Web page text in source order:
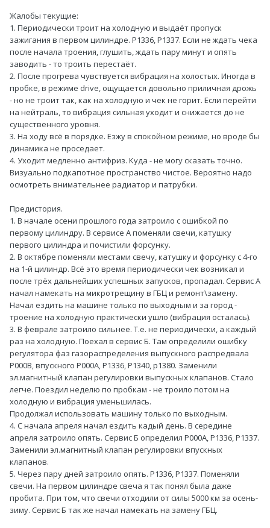
Жалобы текущие:
1. Периодически троит на холодную и выдаёт пропуск
зажигания в первом цилиндре. P1336, P1337. Если не ждать чека
после начала троения, глушить, ждать пару минут и опять
заводить - то троить перестаёт.
2. После прогрева чувствуется вибрация на холостых. Иногда в
пробке, в режиме drive, ощущается довольно приличная дрожь
- но не троит так, как на холодную и чек не горит. Если перейти
на нейтраль, то вибрация сильная уходит и снижается до не
существенного уровня.
3. На ходу всё в порядке. Езжу в спокойном режиме, но вроде бы
динамика не проседает.
4. Уходит медленно антифриз. Куда - не могу сказать точно.
Визуально подкапотное пространство чистое. Вероятно надо
осмотреть внимательнее радиатор и патрубки.
Предистория.
1. В начале осени прошлого года затроило с ошибкой по
первому цилиндру. В сервисе А поменяли свечи, катушку
первого цилиндра и почистили форсунку.
2. В октябре поменяли местами свечу, катушку и форсунку с 4-го
на 1-й цилиндр. Всё это время периодически чек возникал и
после трёх дальнейших успешных запусков, пропадал. Сервис А
начал намекать на микротрещину в ГБЦ и ремонт\замену.
Начал ездить на машине только по выходным и за город -
троение на холодную практически ушло (вибрация осталась).
3. В феврале затроило сильнее. Т.е. не периодически, а каждый
раз на холодную. Поехал в сервис Б. Там определили ошибку
регулятора фаз газораспределения выпускного распредвала
P000B, впускного P000A, P1336, P1340, p1380. Заменили
эл.магнитный клапан регулировки выпускных клапанов. Стало
легче. Поездил неделю по пробкам - не троило потом на
холодную и вибрация уменьшилась.
Продолжал использовать машину только по выходным.
4. С начала апреля начал ездить кадый день. В середине
апреля затроило опять. Сервис Б определил P000A, P1336, P1337.
Заменили эл.магнитный клапан регулировки впускных
клапанов.
5. Через пару дней затроило опять. P1336, P1337. Поменяли
свечи. На первом цилиндре свеча я так понял была даже
пробита. При том, что свечи отходили от силы 5000 км за осень-
зиму. Сервис Б так же начал намекать на замену ГБЦ.